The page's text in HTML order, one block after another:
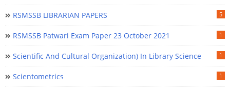
RSMSSB LIBRARIAN PAPERS 5
RSMSSB Patwari Exam Paper 23 October 2021 1
Scientific And Cultural Organization) In Library Science 1
Scientometrics 1